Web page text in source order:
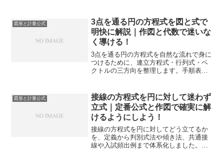
図形と計量公式
3点を通る円の方程式を図と式で
明快に解説｜作図と代数で迷いな
く導ける！
3点を通る円の方程式を自然な流れで身に
つけるために、連立方程式・行列式・ベ
クトルの三方向を整理します。手順表と
図形と計量公式
接線の方程式を円に対して迷わず
立式｜定番公式と作図で確実に解
けるようにしよう！
接線の方程式を円に対してどう立てるか
を、定義から判別式法や傾き法、共通接
線や入試頻出例まで体系化しました。図